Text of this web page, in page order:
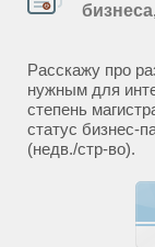
Расскажу про
нужным для
степень
статус бизнес-
(недв./стр-во).